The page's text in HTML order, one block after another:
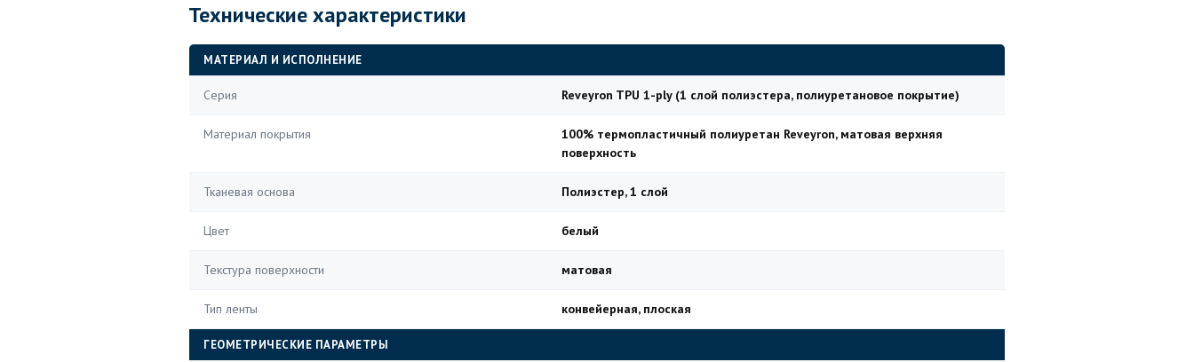
Технические характеристики
МАТЕРИАЛ И ИСПОЛНЕНИЕ
Серия Reveyron TPU 1-ply (1 слой полиэстера, полиуретановое покрытие)
Материал покрытия
100% термопластичный полиуретан Reveyron, матовая верхняя
поверхность
Тканевая основа Полиэстер, 1 слой
Цвет белый
Текстура поверхности матовая
Тип ленты конвейерная, плоская
ГЕОМЕТРИЧЕСКИЕ ПАРАМЕТРЫ